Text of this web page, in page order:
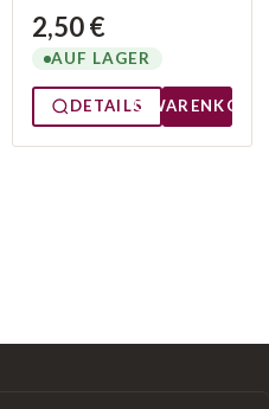
2,50 €
AUF LAGER
DETAILS WARENKORB